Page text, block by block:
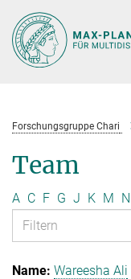
Hauptinhalt
Forschungsgruppe Chari
Team
A C F G J K M N
Wareesha Ali